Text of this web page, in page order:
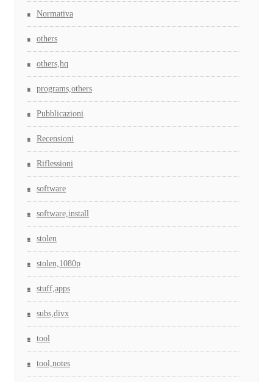
Normativa
others
others,hq
programs,others
Pubblicazioni
Recensioni
Riflessioni
software
software,install
stolen
stolen,1080p
stuff,apps
subs,divx
tool
tool,notes